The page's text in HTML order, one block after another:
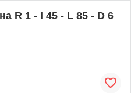
R 1 - I 45 - L 85 - D 6